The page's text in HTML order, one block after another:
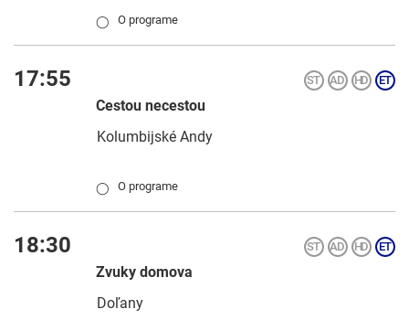
◯ O programe
17:55
Cestou necestou
Kolumbijské Andy
◯ O programe
18:30
Zvuky domova
Doľany